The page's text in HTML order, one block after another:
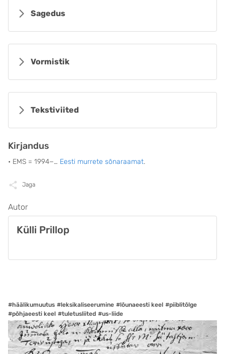
Sagedus
Vormistik
Tekstiviited
Kirjandus
• EMS = 1994−… Eesti murrete sõnaraamat.
Jaga
Autor
Külli Prillop
#häälikumuutus #leksikaliseerumine #lõunaeesti keel #piiblitõlge
#põhjaeesti keel #tuletusliited #us-liide